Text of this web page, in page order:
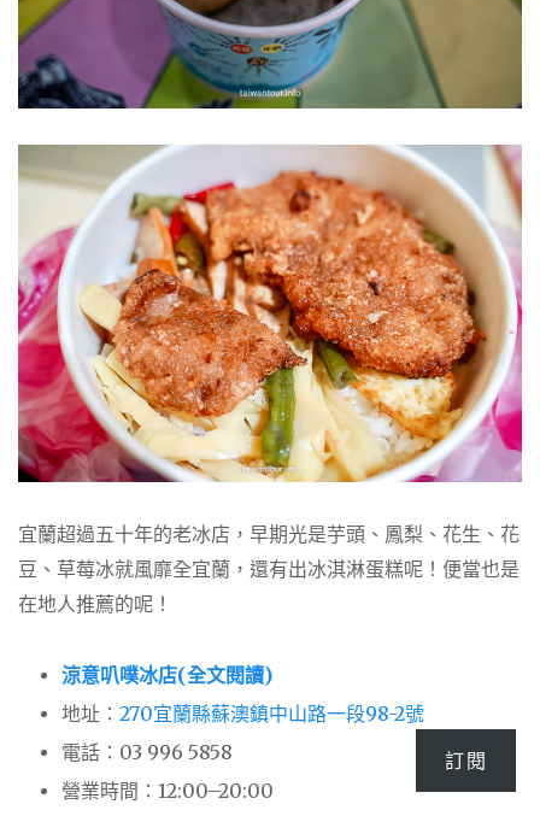
宜蘭超過五十年的老冰店，早期光是芋頭、鳳梨、花生、花
豆、草莓冰就風靡全宜蘭，還有出冰淇淋蛋糕呢！便當也是
在地人推薦的呢！
涼意叭噗冰店(全文閱讀)
地址： 270宜蘭縣蘇澳鎮中山路一段98-2號
電話： 03 996 5858
營業時間：12:00–20:00
訂閱